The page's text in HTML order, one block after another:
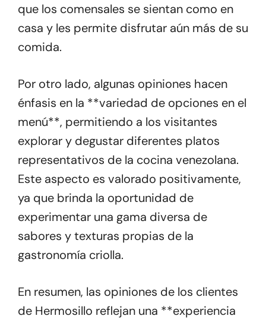
que los comensales se sientan como en
casa y les permite disfrutar aún más de su
comida.
Por otro lado, algunas opiniones hacen
énfasis en la **variedad de opciones en el
menú**, permitiendo a los visitantes
explorar y degustar diferentes platos
representativos de la cocina venezolana.
Este aspecto es valorado positivamente,
ya que brinda la oportunidad de
experimentar una gama diversa de
sabores y texturas propias de la
gastronomía criolla.
En resumen, las opiniones de los clientes
de Hermosillo reflejan una **experiencia